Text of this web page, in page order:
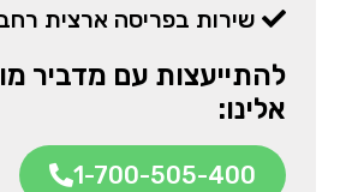
שירות בפריסה ארצית
להתייעצות עם מדביר
אלינו:
1-700-505-400